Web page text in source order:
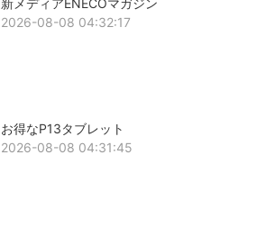
2026-08-08 04:32:17
お得なP13タブレット
2026-08-08 04:31:45